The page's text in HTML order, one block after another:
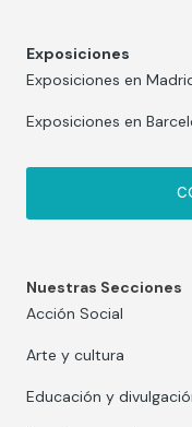
Exposiciones
Exposiciones en
Exposiciones en
Nuestras Secciones
Acción Social
Arte y cultura
Educación y